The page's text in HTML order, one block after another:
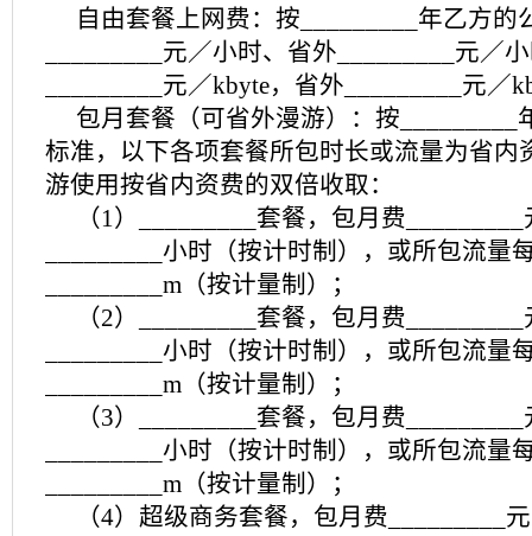
自由套餐上网费：按_________年乙方的
_________元／小时、省外_________元／
_________元／kbyte，省外_________元／
包月套餐（可省外漫游）：按_________
标准，以下各项套餐所包时长或流量为省内
游使用按省内资费的双倍收取：
（1）_________套餐，包月费
_________小时（按计时制），或所包流量
_________m（按计量制）；
（2）_________套餐，包月费
_________小时（按计时制），或所包流量
_________m（按计量制）；
（3）_________套餐，包月费
_________小时（按计时制），或所包流量
_________m（按计量制）；
（4）超级商务套餐，包月费_________